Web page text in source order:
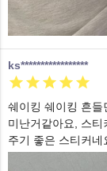
ks*****************

쉐이킹 쉐이킹 흔들
미난거같아요, 스
주기 좋은 스티커네